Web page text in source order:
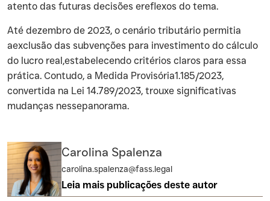
atento das futuras decisões ereflexos do tema.
‍Até dezembro de 2023, o cenário tributário permitia
aexclusão das subvenções para investimento do cálculo
do lucro real,estabelecendo critérios claros para essa
prática. Contudo, a Medida Provisória1.185/2023,
convertida na Lei 14.789/2023, trouxe significativas
mudanças nessepanorama.
Carolina Spalenza
carolina.spalenza@fass.legal
Leia mais publicações deste autor